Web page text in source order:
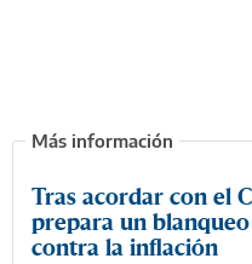
Tras acordar con el
prepara un
contra la inflación